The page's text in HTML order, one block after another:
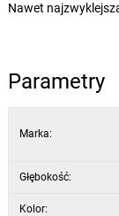
Nawet najzwyklejsza
papierowe i inne drobne przedmioty jednorazowego użytku.
Koziol to niemiecka firma,
nagród
Parametry
Marka:
Głębokość:
Kolor: